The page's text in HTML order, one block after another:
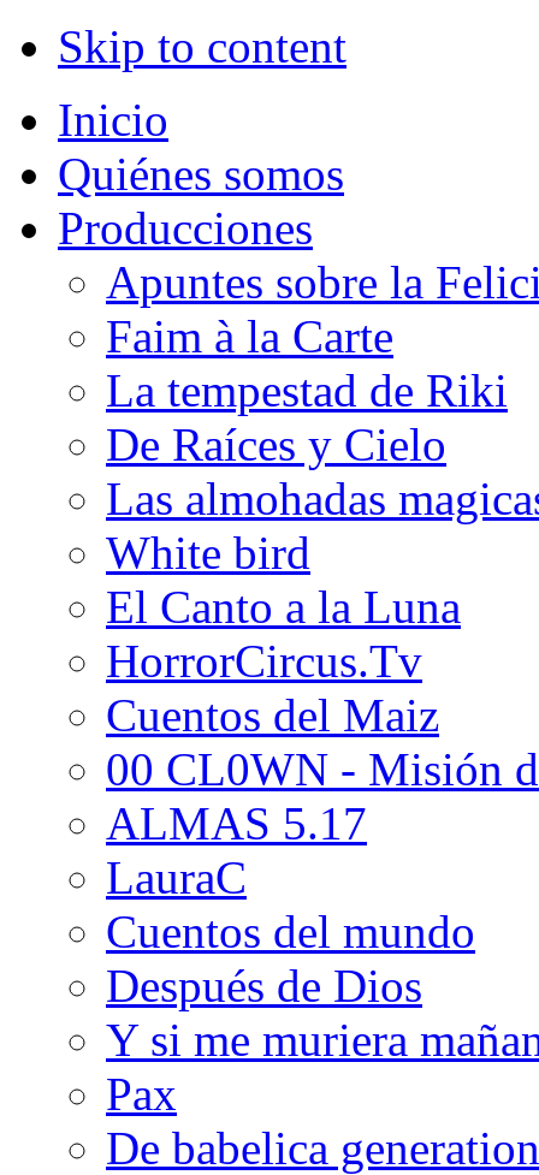
Skip to content
Inicio
Quiénes somos
Producciones
Apuntes sobre la
Faim à la Carte
La tempestad de Riki
De Raíces y Cielo
Las almohadas
White bird
El Canto a la Luna
HorrorCircus.Tv
Cuentos del Maiz
00 CL0WN - Misión
ALMAS 5.17
LauraC
Cuentos del mundo
Después de Dios
Y si me muriera
Pax
De babelica